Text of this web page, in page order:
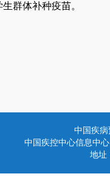
群体补种疫苗。
中国疾
中国疾控中心信息中
地址